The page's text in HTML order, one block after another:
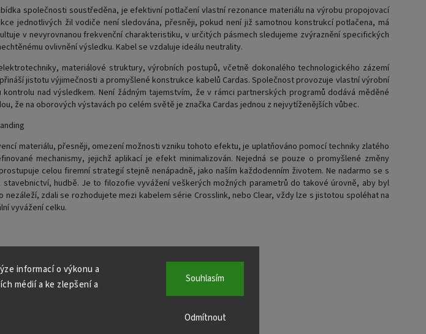
informací o výkonu a
médií a ke zlepšení a
Odmítnout
Souhlasím
společnosti soustředěna, je efektivní potlačení vlastní rezonance materiálu na výrobu propojovací
jednotlivých žil vodiče není sledována, přesněji, pokud není již samotnou konstrukcí potlačena, má
v nevyrovnanou frekvenční charakteristiku, v určitých pásmech sledujeme zvýraznění specifických
ovlivnění výsledku. Kabel se vzdaluje ideálu neutrality.
materiálové struktury, výrobních postupů, včetně dokonalého technologického zázemí
jistotu výjimečnosti a promyšlené konstrukce kabelů Cardas. Společnost provozuje vlastní výrobní
nad výsledkem. Není žádným tajemstvím, že v rámci partnerských programů dodává měděné
že na oborových výstavách po celém světě je značka Cardas jednou z nejvytíženějších vůbec.
materiálu, přesněji, omezení možnosti vzniku tohoto efektu, je uplatňováno pomocí techniky zlatého
mechanismy, jejichž aplikací je efekt minimalizován. Nejedná se pouze o promyšlené změny
celou firemní strategií stejně nenápadně, jako naším každodenním životem. Ne nadarmo se s
hudbě. Je to filozofie vyvážení veškerých možných parametrů do takové úrovně, aby byl
zdali se rozhodujete mezi kabelem série Crosslink, nebo Clear, vždy lze s jistotou spoléhat na
vyvážení celku.